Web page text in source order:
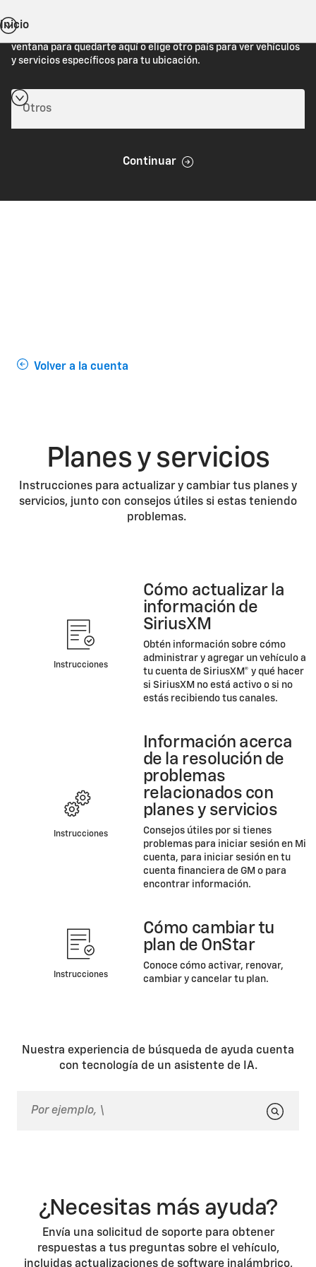
Estás viendo Chevrolet.com (Estados Unidos). Cierra esta
ventana para quedarte aquí o elige otro país para ver vehículos
y servicios específicos para tu ubicación.
Continuar
Inicio
Volver a la cuenta
Planes y servicios
Instrucciones para actualizar y cambiar tus planes y
servicios, junto con consejos útiles si estas teniendo
problemas.
Instrucciones
Cómo actualizar la
información de
SiriusXM
Obtén información sobre cómo
administrar y agregar un vehículo a
tu cuenta de SiriusXM® y qué hacer
si SiriusXM no está activo o si no
estás recibiendo tus canales.
Instrucciones
Información acerca
de la resolución de
problemas
relacionados con
planes y servicios
Consejos útiles por si tienes
problemas para iniciar sesión en Mi
cuenta, para iniciar sesión en tu
cuenta financiera de GM o para
encontrar información.
Instrucciones
Cómo cambiar tu
plan de OnStar
Conoce cómo activar, renovar,
cambiar y cancelar tu plan.
Nuestra experiencia de búsqueda de ayuda cuenta
con tecnología de un asistente de IA.
¿Necesitas más ayuda?
Envía una solicitud de soporte para obtener
respuestas a tus preguntas sobre el vehículo,
incluidas actualizaciones de software inalámbrico,